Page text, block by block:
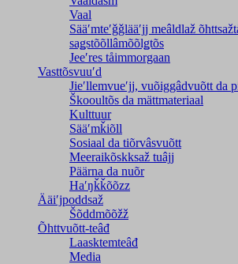
Vaal
Sääʹmteʹǧǧlääʹjj meâldlaž
saǥstõõllâmõõlǥtõs
Jeeʹres tåimmorgaan
Vasttõsvuuʹd
Jieʹllemvueʹjj, vuõiggâdvuõtt da
Škooultõs da mättmateriaal
Kulttuur
Sääʹmǩiõll
Sosiaal da tiõrvâsvuõtt
Meeraikõskksaž tuâjj
Päärna da nuõr
Haʹŋǩǩõõzz
Ääiʹjpoddsaž
Šõddmõõžž
Õhttvuõtt-teâđ
Laasktemteâđ
Media